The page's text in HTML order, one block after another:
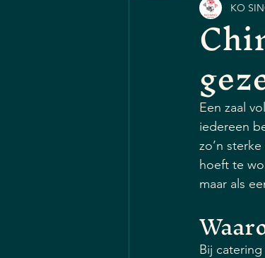
KO
Een zaal
iedereen
zo’n
hoeft te
maar als
Bij